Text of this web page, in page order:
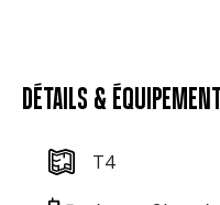
DÉTAILS &
T4